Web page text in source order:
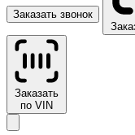
Заказать звонок
Заказать
по VIN